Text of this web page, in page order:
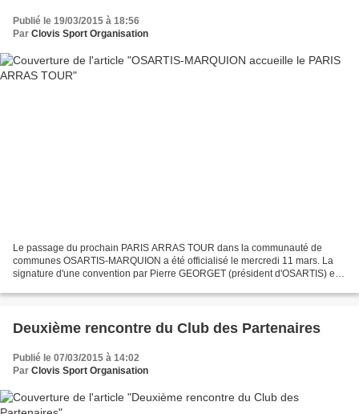
Publié le 19/03/2015 à 18:56
Par Clovis Sport Organisation
Le passage du prochain PARIS ARRAS TOUR dans la communauté de
communes OSARTIS-MARQUION a été officialisé le mercredi 11 mars. La
signature d'une convention par Pierre GEORGET (président d'OSARTIS) et
Deuxième rencontre du Club des Partenaires
Publié le 07/03/2015 à 14:02
Par Clovis Sport Organisation